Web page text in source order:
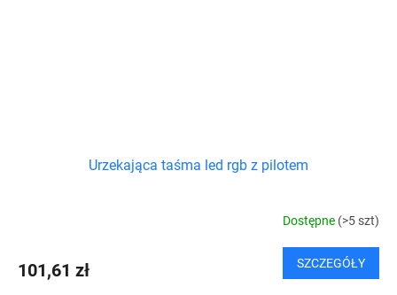
Urzekająca taśma led rgb z pilotem
Dostępne (>5 szt)
101,61 zł SZCZEGÓŁY